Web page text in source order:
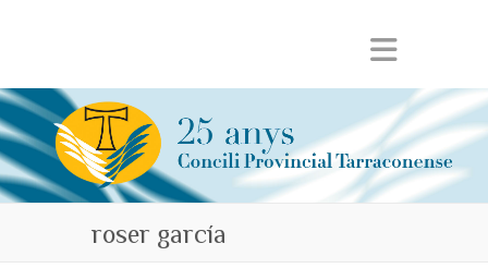
roser garcía